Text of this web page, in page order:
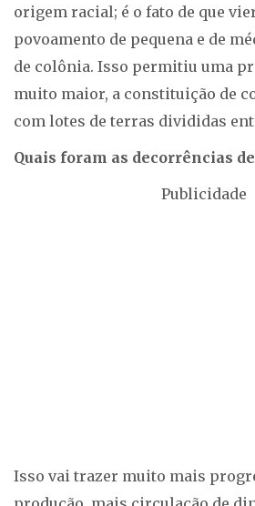
origem racial; é o fato de que
povoamento de pequena e de
de colônia. Isso permitiu uma
muito maior, a constituição de
com lotes de terras divididas
Quais foram as decorrências
Publicidade
Isso vai trazer muito mais